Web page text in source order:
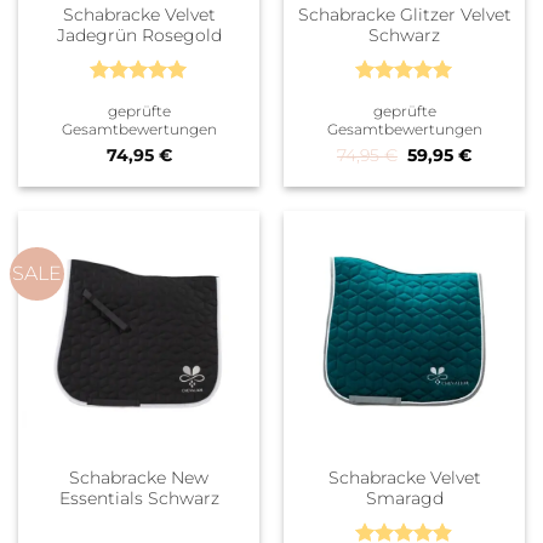
Schabracke Velvet
Jadegrün Rosegold
mit5von
5
geprüfte
Gesamtbewertungen
74,95 €
Schabracke Glitzer Velvet
Schwarz
mit5von
5
geprüfte
Gesamtbewertungen
74,95€ Ursprünglicher
59,95€
SALE
Schabracke New
Essentials Schwarz
Schabracke Velvet
Smaragd